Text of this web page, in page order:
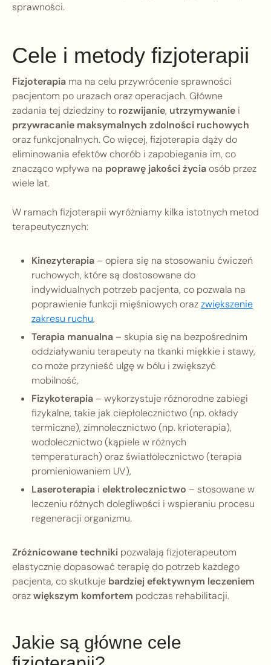
sprawności.
Cele i metody fizjoterapii
Fizjoterapia ma na celu przywrócenie sprawności
pacjentom po urazach oraz operacjach. Główne
zadania tej dziedziny to rozwijanie, utrzymywanie i
przywracanie maksymalnych zdolności ruchowych
oraz funkcjonalnych. Co więcej, fizjoterapia dąży do
eliminowania efektów chorób i zapobiegania im, co
znacząco wpływa na poprawę jakości życiaosób przez
wiele lat.
W ramach fizjoterapii wyróżniamy kilka istotnych metod
terapeutycznych:
Kinezyterapia– opiera się na stosowaniu ćwiczeń
ruchowych, które są dostosowane do
indywidualnych potrzeb pacjenta, co pozwala na
poprawienie funkcji mięśniowych orazzwiększenie
zakresu ruchu,
Terapia manualna– skupia się na bezpośrednim
oddziaływaniu terapeuty na tkanki miękkie i stawy,
co może przynieść ulgę w bólu i zwiększyć
mobilność,
Fizykoterapia– wykorzystuje różnorodne zabiegi
fizykalne, takie jak ciepłolecznictwo (np. okłady
termiczne), zimnolecznictwo (np. krioterapia),
wodolecznictwo (kąpiele w różnych
temperaturach) oraz światłolecznictwo (terapia
promieniowaniem UV),
Laseroterapia i elektrolecznictwo – stosowane w
leczeniu różnych dolegliwości i wspieraniu procesu
regeneracji organizmu.
Zróżnicowane techniki pozwalają fizjoterapeutom
elastycznie dopasować terapię do potrzeb każdego
pacjenta, co skutkuje bardziej efektywnym leczeniem
orazwiększym komfortem podczas rehabilitacji.
Jakie są główne cele